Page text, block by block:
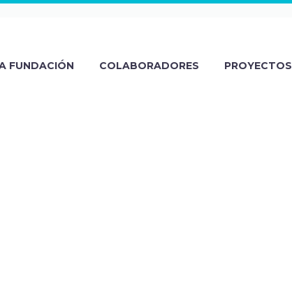
FUNDACIÓN COLABORADORES PROYECTOS